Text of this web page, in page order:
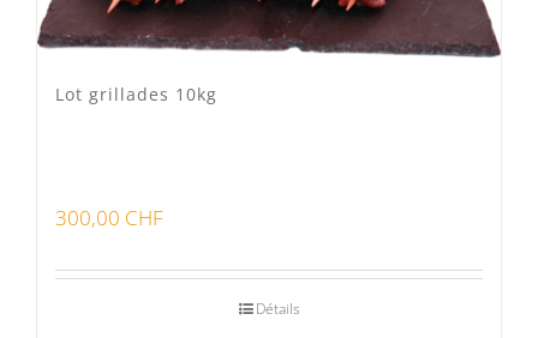
Produits d'exception(0)
Lot grillades 10kg
300,00 CHF
Détails